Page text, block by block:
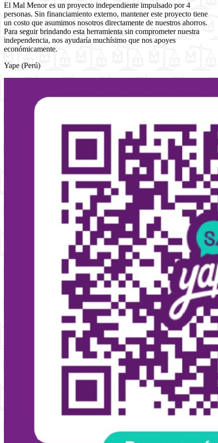
El Mal Menor es un proyecto independiente impulsado por 4
personas. Sin financiamiento externo, mantener este proyecto tiene
un costo que asumimos nosotros directamente de nuestros ahorros.
Para seguir brindando esta herramienta sin comprometer nuestra
independencia, nos ayudaría muchísimo que nos apoyes
económicamente.
Yape (Perú)